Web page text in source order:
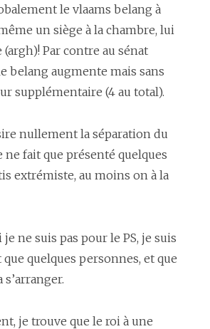
le vlaams belang à
un siège à la chambre, lui
(argh)! Par contre au sénat
belang augmente mais sans
supplémentaire (4 au total).
nullement la séparation du
ne fait que présenté quelques
extrémiste, au moins on à la
ne suis pas pour le PS, je suis
que quelques personnes, et que
s’arranger.
je trouve que le roi à une